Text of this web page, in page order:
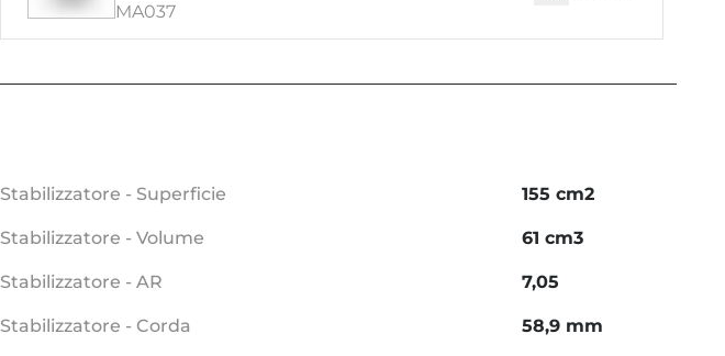
MA037
Stabilizzatore - Superficie 155 cm2
Stabilizzatore - Volume 61 cm3
Stabilizzatore - AR 7,05
Stabilizzatore - Corda 58,9 mm